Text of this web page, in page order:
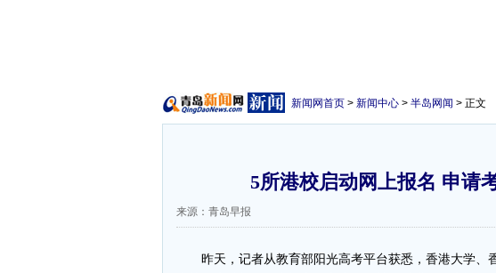
新闻网首页 > 新闻中心 > 半岛网闻 > 正文
5所港校启动网上报名 申请
来源：青岛早报
昨天，记者从教育部阳光高考平台获悉，香港大学、